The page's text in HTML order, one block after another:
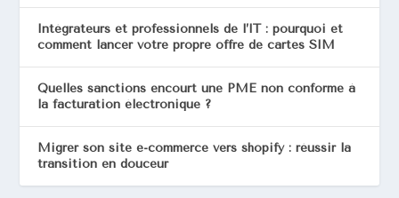
Intégrateurs et professionnels de l’IT : pourquoi et
comment lancer votre propre offre de cartes SIM
Quelles sanctions encourt une PME non conforme à
la facturation électronique ?
Migrer son site e-commerce vers shopify : réussir la
transition en douceur